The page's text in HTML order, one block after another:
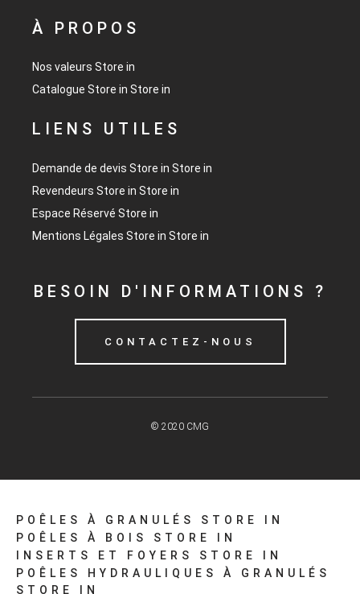
À PROPOS
Nos valeurs Store in
Catalogue Store in Store in
LIENS UTILES
Demande de devis Store in Store in
Revendeurs Store in Store in
Espace Réservé Store in
Mentions Légales Store in Store in
BESOIN D'INFORMATIONS ?
CONTACTEZ-NOUS
© 2020 CMG
POÊLES À GRANULÉS STORE IN
POÊLES À BOIS STORE IN
INSERTS ET FOYERS STORE IN
POÊLES HYDRAULIQUES À GRANULÉS
STORE IN